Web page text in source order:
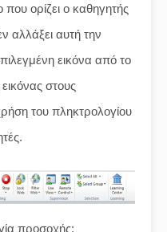
ορίζει ο καθηγητής
αλλάξει αυτή την
εικόνα από το
στους
του πληκτρολογίου
προσοχής: